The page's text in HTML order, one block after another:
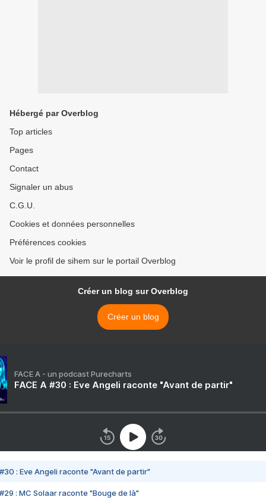
Hébergé par Overblog
Top articles
Pages
Contact
Signaler un abus
C.G.U.
Cookies et données personnelles
Préférences cookies
Voir le profil de sihem sur le portail Overblog
Créer un blog sur Overblog
Créer un blog
FACE A - un podcast Purecharts
FACE A #30 : Eve Angeli raconte "Avant de partir"
#30 : Eve Angeli raconte "Avant de partir"
#29 : MC Solaar raconte "Bouge de là"